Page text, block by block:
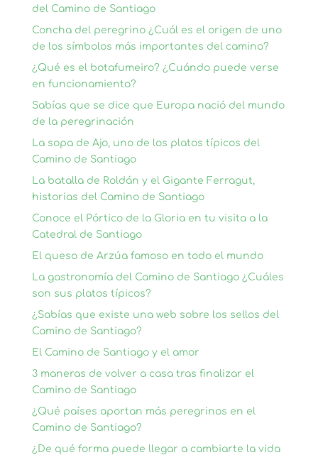
del Camino de Santiago
Concha del peregrino ¿Cuál es el origen de uno
de los símbolos más importantes del camino?
¿Qué es el botafumeiro? ¿Cuándo puede verse
en funcionamiento?
Sabías que se dice que Europa nació del mundo
de la peregrinación
La sopa de Ajo, uno de los platos típicos del
Camino de Santiago
La batalla de Roldán y el Gigante Ferragut,
historias del Camino de Santiago
Conoce el Pórtico de la Gloria en tu visita a la
Catedral de Santiago
El queso de Arzúa famoso en todo el mundo
La gastronomía del Camino de Santiago ¿Cuáles
son sus platos típicos?
¿Sabías que existe una web sobre los sellos del
Camino de Santiago?
El Camino de Santiago y el amor
3 maneras de volver a casa tras finalizar el
Camino de Santiago
¿Qué países aportan más peregrinos en el
Camino de Santiago?
¿De qué forma puede llegar a cambiarte la vida